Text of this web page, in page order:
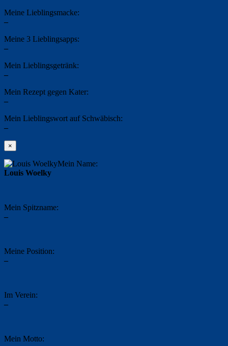
Meine Lieblingsmacke:
–
Meine 3 Lieblingsapps:
–
Mein Lieblingsgetränk:
–
Mein Rezept gegen Kater:
–
Mein Lieblingswort auf Schwäbisch:
–
×
Mein Name:
Louis Woelky
Mein Spitzname:
–
Meine Position:
–
Im Verein:
–
Mein Motto: